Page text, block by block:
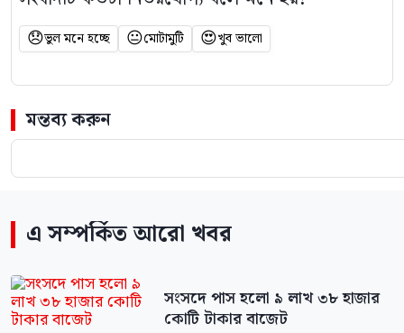
😞ভুল মনে হচ্ছে 😐মোটামুটি 😍খুব ভালো
মন্তব্য করুন
এ সম্পর্কিত আরো খবর
সংসদে পাস হলো ৯ লাখ ৩৮ হাজার
কোটি টাকার বাজেট